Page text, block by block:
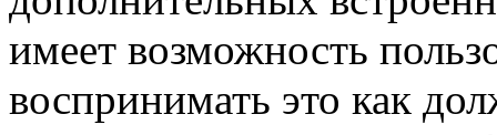
имеет возможность
воспринимать это как